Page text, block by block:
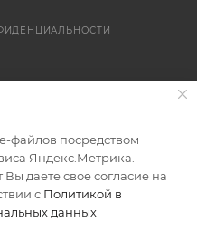
не осуществляется.
файлов посредством
Яндекс.Метрика.
даете свое согласие на
с Политикой в
данных